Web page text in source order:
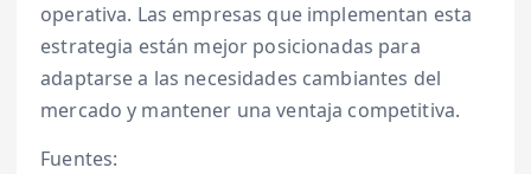
operativa. Las empresas que implementan esta
estrategia están mejor posicionadas para
adaptarse a las necesidades cambiantes del
mercado y mantener una ventaja competitiva.
Fuentes: